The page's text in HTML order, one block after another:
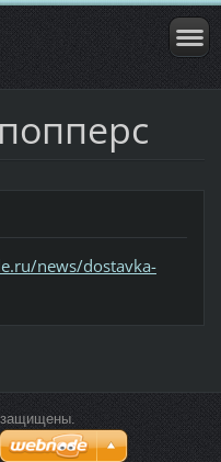
news/dostavka-